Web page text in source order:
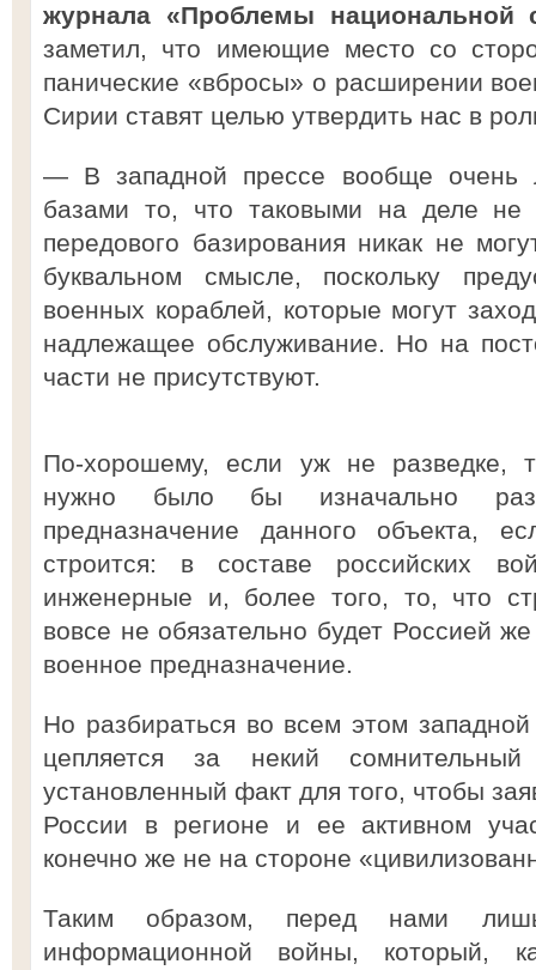
журнала «Проблемы национальной
заметил, что имеющие место со
панические «вбросы» о расширении
Сирии ставят целью утвердить нас в
— В западной прессе вообще очень
базами то, что таковыми на деле
передового базирования никак не
буквальном смысле, поскольку
военных кораблей, которые могут
надлежащее обслуживание. Но на
части не присутствуют.
По-хорошему, если уж не разведке,
нужно было бы изначально
предназначение данного объекта,
строится: в составе российских
инженерные и, более того, то, что
вовсе не обязательно будет Россией
военное предназначение.
Но разбираться во всем этом
цепляется за некий
установленный факт для того, чтобы
России в регионе и ее активном
конечно же не на стороне
Таким образом, перед нами лишь
информационной войны, который,